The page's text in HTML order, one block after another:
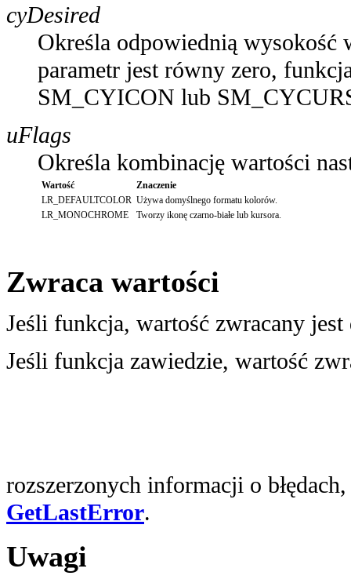
cyDesired
Określa odpowiednią wysokość
parametr jest równy zero,
SM_CYICON lub
uFlags
Określa kombinację wartości
Wartość
Znaczenie
LR_DEFAULTCOLOR Używa domyślnego formatu kolorów.
LR_MONOCHROME
Tworzy ikonę czarno-białe lub kursora.
Zwraca wartości
Jeśli funkcja, wartość zwracany
Jeśli funkcja zawiedzie, wartość
rozszerzonych informacji o
GetLastError.
Uwagi